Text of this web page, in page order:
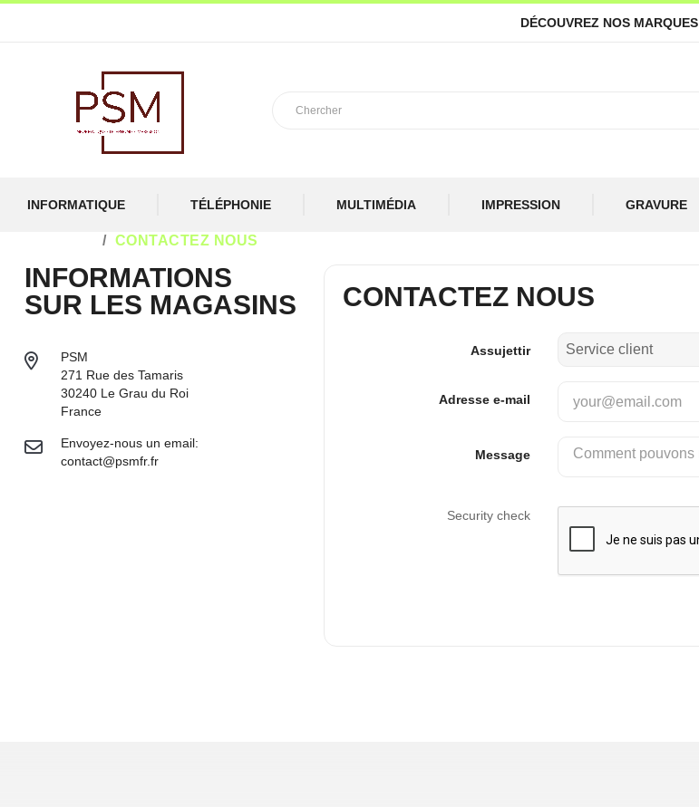
DÉCOUVREZ NOS MARQUES
INFORMATIQUE TÉLÉPHONIE MULTIMÉDIA IMPRESSION GRAVURE
CONTACTEZ NOUS
INFORMATIONS
SUR LES MAGASINS
PSM
271 Rue des Tamaris
30240 Le Grau du Roi
France
Envoyez-nous un email:
contact@psmfr.fr
CONTACTEZ NOUS
Assujettir
Adresse e-mail
Message
Security check